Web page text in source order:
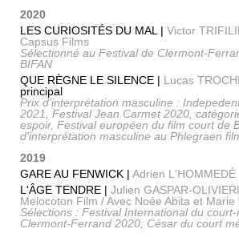
2020
LES CURIOSITÉS DU MAL | Victor
Capsus Films
Sélectionné au Festival de Clermont-
BIFAN
QUE RÈGNE LE SILENCE | Lucas
principal
Prix d'interprétation masculine :
2021, Festival Jean Carmet 2020,
espoir, Festival européen du film court de
d'interprétation masculine au Phlegraen
2019
GARE AU FENWICK | Adrien L'HOMMEDÉ
L'ÂGE TENDRE | Julien GASPAR-OLIVIERI
Melocoton Film / Avec Noée Abita et Marie
Sélections : Festival International du
Clermont-Ferrand 2020; César du court